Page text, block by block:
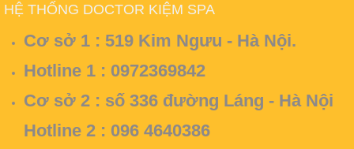
HỆ THỐNG DOCTOR KIỆM SPA
Cơ sở 1 : 519 Kim Ngưu - Hà Nội.
Hotline 1 : 0972369842
Cơ sở 2 : số 336 đường Láng - Hà Nội
Hotline 2 : 096 4640386